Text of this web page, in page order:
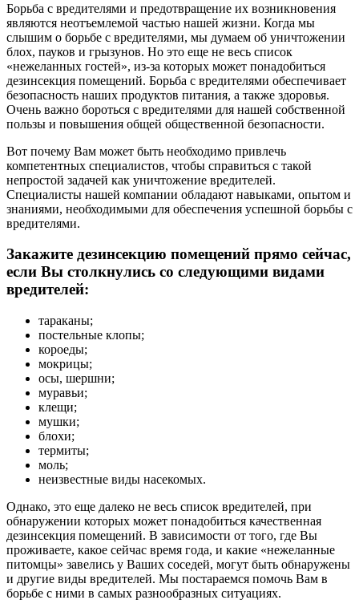
Борьба с вредителями и предотвращение их возникновения
являются неотъемлемой частью нашей жизни. Когда мы
слышим о борьбе с вредителями, мы думаем об уничтожении
блох, пауков и грызунов. Но это еще не весь список
«нежеланных гостей», из-за которых может понадобиться
дезинсекция помещений. Борьба с вредителями обеспечивает
безопасность наших продуктов питания, а также здоровья.
Очень важно бороться с вредителями для нашей собственной
пользы и повышения общей общественной безопасности.
Вот почему Вам может быть необходимо привлечь
компетентных специалистов, чтобы справиться с такой
непростой задачей как уничтожение вредителей.
Специалисты нашей компании обладают навыками, опытом и
знаниями, необходимыми для обеспечения успешной борьбы с
вредителями.
Закажите дезинсекцию помещений прямо сейчас,
если Вы столкнулись со следующими видами
вредителей:
тараканы;
постельные клопы;
короеды;
мокрицы;
осы, шершни;
муравьи;
клещи;
мушки;
блохи;
термиты;
моль;
неизвестные виды насекомых.
Однако, это еще далеко не весь список вредителей, при
обнаружении которых может понадобиться качественная
дезинсекция помещений. В зависимости от того, где Вы
проживаете, какое сейчас время года, и какие «нежеланные
питомцы» завелись у Ваших соседей, могут быть обнаружены
и другие виды вредителей. Мы постараемся помочь Вам в
борьбе с ними в самых разнообразных ситуациях.